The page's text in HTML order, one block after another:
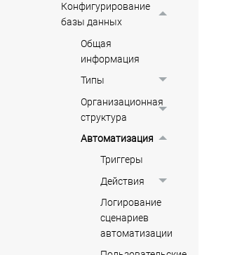
Конфигурирование
базы данных
Общая
информация
Типы
Организационная
структура
Автоматизация
Триггеры
Действия
Логирование
сценариев
автоматизации